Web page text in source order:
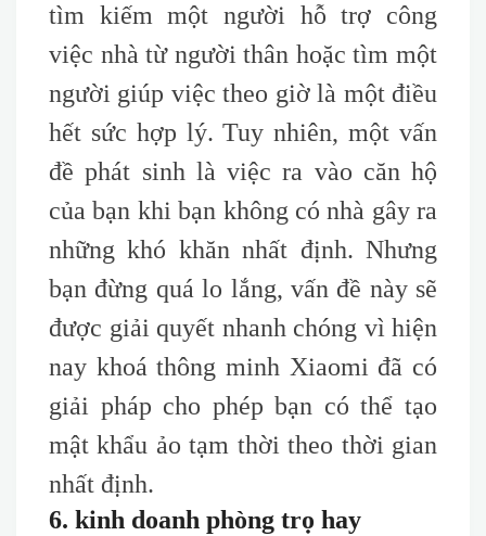
tìm kiếm một người hỗ trợ công
việc nhà từ người thân hoặc tìm một
người giúp việc theo giờ là một điều
hết sức hợp lý. Tuy nhiên, một vấn
đề phát sinh là việc ra vào căn hộ
của bạn khi bạn không có nhà gây ra
những khó khăn nhất định. Nhưng
bạn đừng quá lo lắng, vấn đề này sẽ
được giải quyết nhanh chóng vì hiện
nay khoá thông minh Xiaomi đã có
giải pháp cho phép bạn có thể tạo
mật khẩu ảo tạm thời theo thời gian
nhất định.
6. kinh doanh phòng trọ hay